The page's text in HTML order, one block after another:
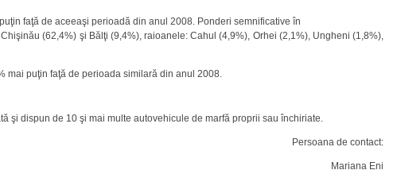
faţă de aceeaşi perioadă din anul 2008. Ponderi semnificative în
(62,4%) şi Bălţi (9,4%), raioanele: Cahul (4,9%), Orhei (2,1%), Ungheni (1,8%),
mai puţin faţă de perioada similară din anul 2008.
şi dispun de 10 şi mai multe autovehicule de marfă proprii sau închiriate.
Persoana de contact:
Mariana Eni